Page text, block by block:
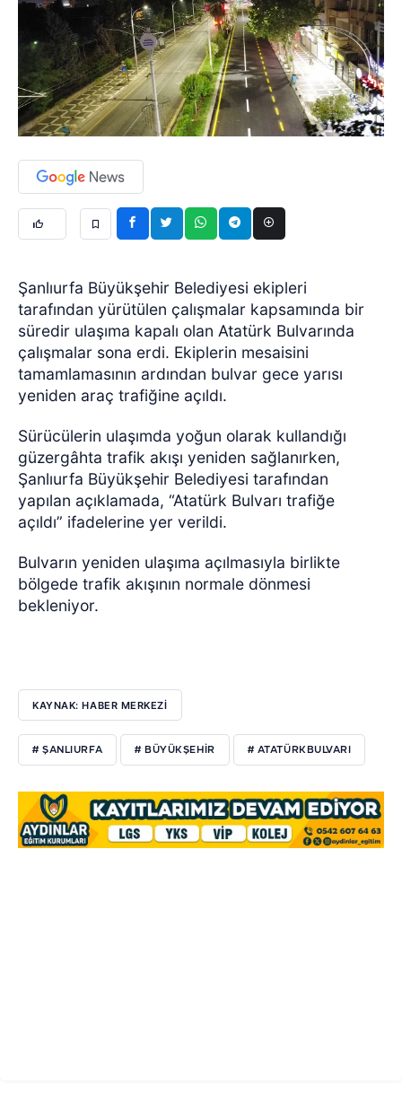
Şanlıurfa Büyükşehir Belediyesi ekipleri
tarafından yürütülen çalışmalar kapsamında bir
süredir ulaşıma kapalı olan Atatürk Bulvarında
çalışmalar sona erdi. Ekiplerin mesaisini
tamamlamasının ardından bulvar gece yarısı
yeniden araç trafiğine açıldı.
Sürücülerin ulaşımda yoğun olarak kullandığı
güzergâhta trafik akışı yeniden sağlanırken,
Şanlıurfa Büyükşehir Belediyesi tarafından
yapılan açıklamada, “Atatürk Bulvarı trafiğe
açıldı” ifadelerine yer verildi.
Bulvarın yeniden ulaşıma açılmasıyla birlikte
bölgede trafik akışının normale dönmesi
bekleniyor.
KAYNAK: HABER MERKEZİ
# ŞANLIURFA # BÜYÜKŞEHIR # ATATÜRKBULVARI